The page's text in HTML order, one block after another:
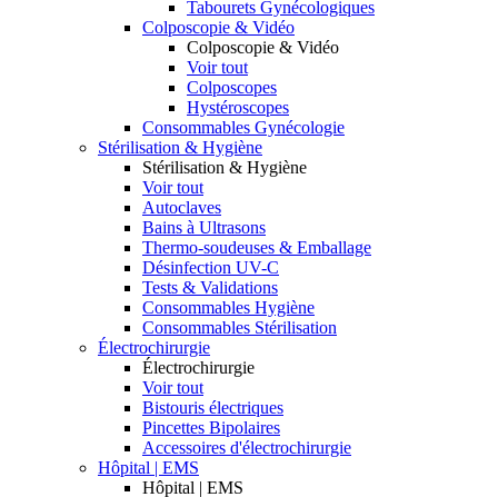
Tabourets Gynécologiques
Colposcopie & Vidéo
Colposcopie & Vidéo
Voir tout
Colposcopes
Hystéroscopes
Consommables Gynécologie
Stérilisation & Hygiène
Stérilisation & Hygiène
Voir tout
Autoclaves
Bains à Ultrasons
Thermo-soudeuses & Emballage
Désinfection UV-C
Tests & Validations
Consommables Hygiène
Consommables Stérilisation
Électrochirurgie
Électrochirurgie
Voir tout
Bistouris électriques
Pincettes Bipolaires
Accessoires d'électrochirurgie
Hôpital | EMS
Hôpital | EMS